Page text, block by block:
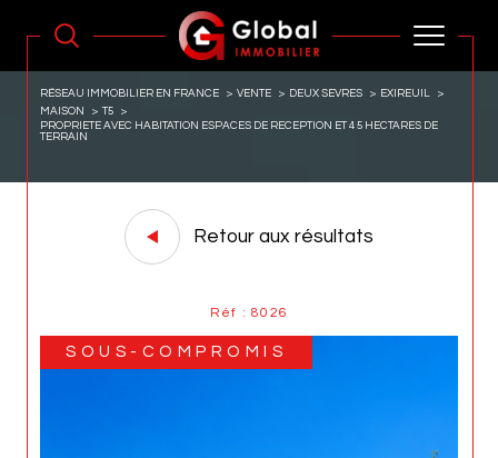
RÉSEAU IMMOBILIER EN FRANCE VENTE DEUX SEVRES
EXIREUIL
MAISON
T5
PROPRIETE AVEC HABITATION ESPACES DE RECEPTION ET 4 5 HECTARES DE
TERRAIN
Retour aux résultats
Réf : 8026
SOUS-COMPROMIS